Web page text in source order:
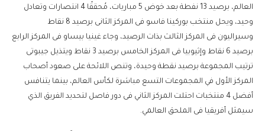
العالم، برصيد 13 نفطة بعد خوض 5 مباريات، مُحققًا 4 انتصارات وتعادل
وحيد، ويحل منتخب بوركينا فاسو فى المركز الثانى برصيد 8 نقاط
وسيراليون فى المركز الثالث بذات الرصيد، وجاء غينيا بيساو فى المركز الرابع
برصيد 6 نقاط وإثيوبيا فى المركز الخامس برصيد 3 نقاط ويتذيل جيبوتى
ترتيب المجموعة برصيد نقطة وحيدة، وتنص اللائحة على صعود أصحاب
المركز الأول في المجموعات التسع مباشرة لكأس العالم، بينما يتنافس
أفضل 4 منتخبات احتلت المركز الثاني فى دور فاصل لتحديد الفريق الذي
سيمثل أفريقيا فى الملحق العالمي.